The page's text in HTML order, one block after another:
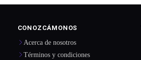
CONOZCÁMONOS
Acerca de nosotros
Términos y condiciones